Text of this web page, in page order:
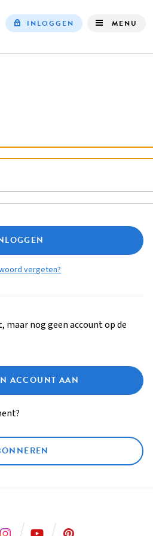
INLOGGEN MENU
vergeten?
maar nog geen account op de
ACCOUNT AAN